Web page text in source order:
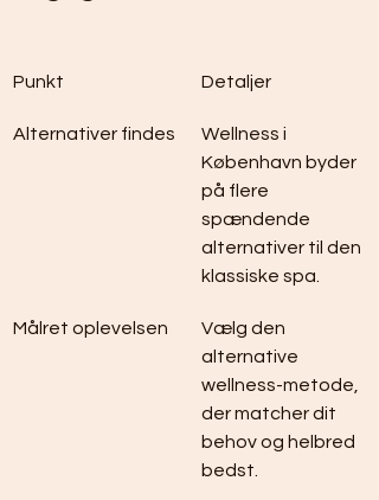
Punkt Detaljer
Alternativer findes
Wellness i
København byder
på flere
spændende
alternativer til den
klassiske spa.
Målret oplevelsen
Vælg den
alternative
wellness-metode,
der matcher dit
behov og helbred
bedst.